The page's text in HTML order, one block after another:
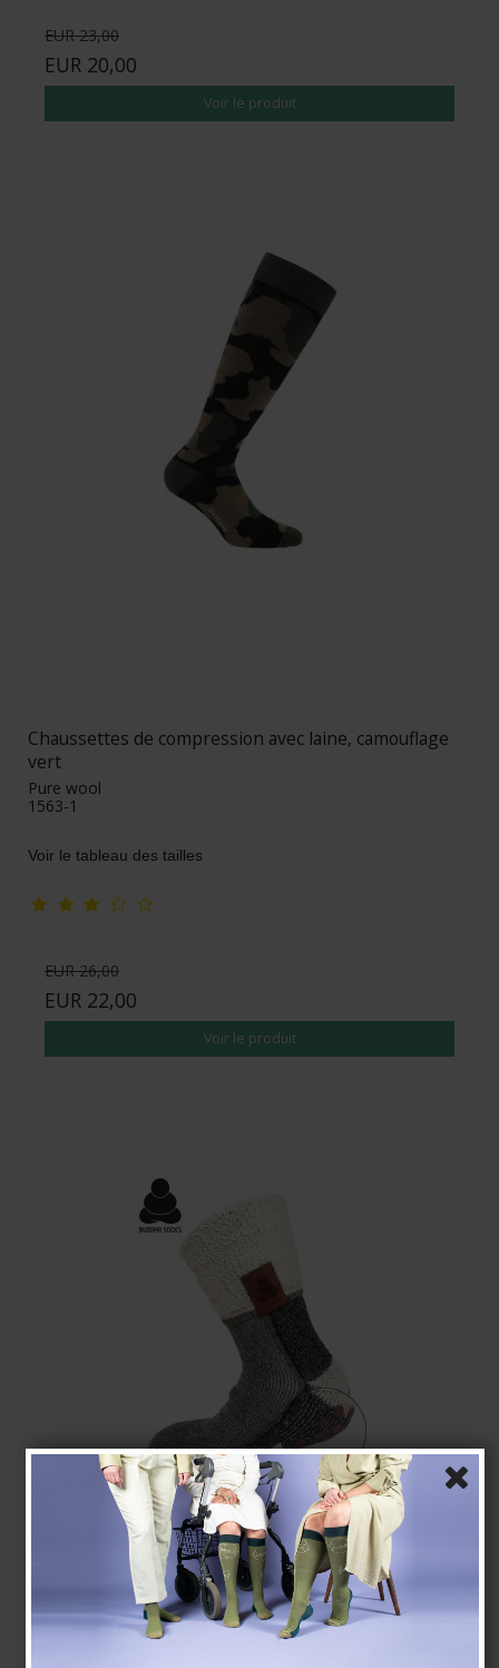
EUR 23,00
EUR 20,00
Voir le produit
Chaussettes de compression avec laine, camouflage
vert
Pure wool
1563-1
Voir le tableau des tailles
EUR 26,00
EUR 22,00
Voir le produit